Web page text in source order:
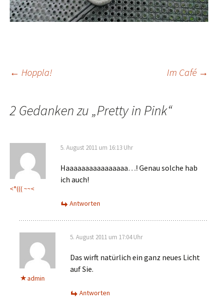
Beitrags-
Navigation
← Hoppla! Im Café →
2 Gedanken zu „Pretty in Pink“
<°((( ~~<
5. August 2011 um 16:13 Uhr
Haaaaaaaaaaaaaaaa…! Genau solche hab
ich auch!
Antworten
admin
5. August 2011 um 17:04 Uhr
Das wirft natürlich ein ganz neues Licht
auf Sie.
Antworten